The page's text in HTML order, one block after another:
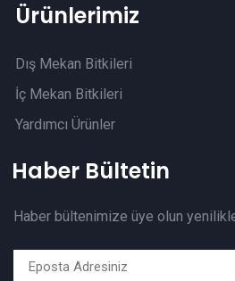
Ürünlerimiz
Dış Mekan Bitkileri
İç Mekan Bitkileri
Yardımcı Ürünler
Haber Bültetin
Haber bültenimize üye olun